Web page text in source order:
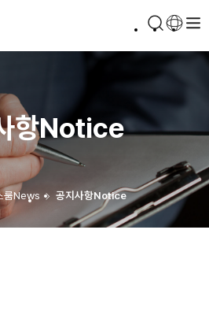
항Notice
룸News 공지사항Notice